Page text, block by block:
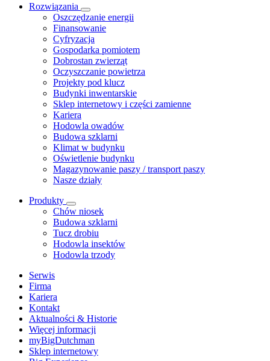
Rozwiązania
​Oszczędzanie energii
Finansowanie
Cyfryzacja
Gospodarka pomiotem
Dobrostan zwierząt
Oczyszczanie powietrza
Projekty pod klucz
Budynki inwentarskie
Sklep internetowy i części zamienne
Kariera
Hodowla owadów
Budowa szklarni
Klimat w budynku
Oświetlenie budynku
Magazynowanie paszy / transport paszy
Nasze działy
Produkty
Chów niosek
Budowa szklarni
Tucz drobiu
Hodowla insektów
Hodowla trzody
Serwis
Firma
Kariera
Kontakt
Aktualności & Historie
Więcej informacji
myBigDutchman
Sklep internetowy